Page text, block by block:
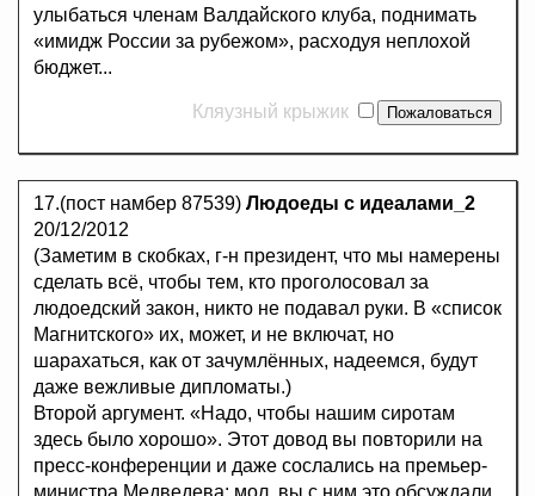
улыбаться членам Валдайского клуба, поднимать
«имидж России за рубежом», расходуя неплохой
бюджет...
Кляузный крыжик
17.(пост намбер 87539) Людоеды с идеалами_2
20/12/2012
(Заметим в скобках, г-н президент, что мы намерены
сделать всё, чтобы тем, кто проголосовал за
людоедский закон, никто не подавал руки. В «список
Магнитского» их, может, и не включат, но
шарахаться, как от зачумлённых, надеемся, будут
даже вежливые дипломаты.)
Второй аргумент. «Надо, чтобы нашим сиротам
здесь было хорошо». Этот довод вы повторили на
пресс-конференции и даже сослались на премьер-